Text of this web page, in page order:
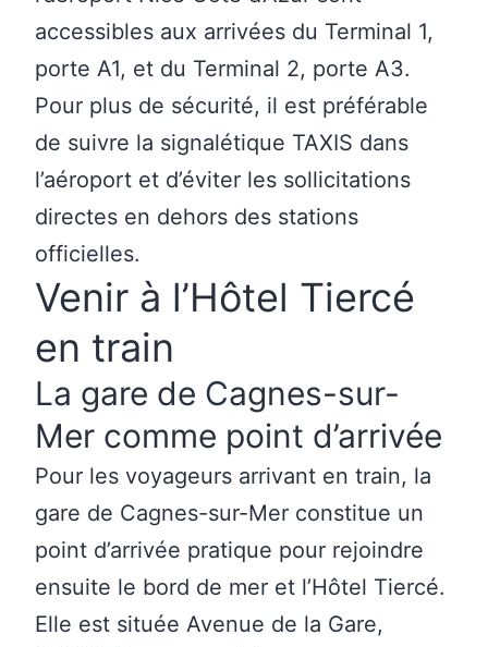
accessibles aux arrivées du Terminal 1,
porte A1, et du Terminal 2, porte A3.
Pour plus de sécurité, il est préférable
de suivre la signalétique TAXIS dans
l’aéroport et d’éviter les sollicitations
directes en dehors des stations
officielles.
Venir à l’Hôtel Tiercé
en train
La gare de Cagnes-sur-
Mer comme point d’arrivée
Pour les voyageurs arrivant en train, la
gare de Cagnes-sur-Mer constitue un
point d’arrivée pratique pour rejoindre
ensuite le bord de mer et l’Hôtel Tiercé.
Elle est située Avenue de la Gare,